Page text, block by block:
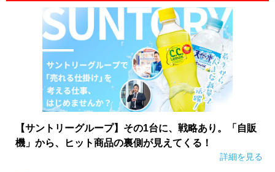
あなたに合う仕事を診断！ 動画で対策講座をチェック
就活ニュースペーパー
就活時事ニュースを更新
よくある質問
不明点があればこちら
【サントリーグループ】その1台に、戦略あり。「自販
機」から、ヒット商品の裏側が見えてくる！
詳細を見る